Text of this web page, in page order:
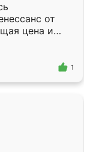
от
цена и
Приехавший
1